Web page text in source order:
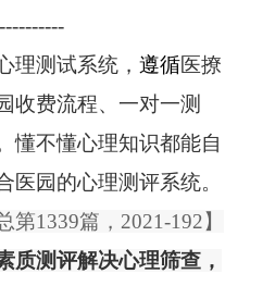
理测试系统， 遵循医撩
收费流程、一对一测
懂不懂心理知识都能自
医园的心理测评系统。
1339篇，2021-192】
质测评解决心理筛查，